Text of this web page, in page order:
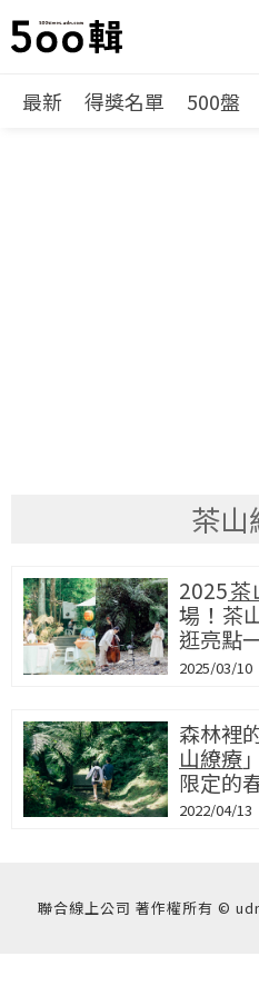
最新 得獎名單 500盤
茶山
2025茶
場！茶
逛亮點
2025/03/10
森林裡
山繚療
限定的
2022/04/13
聯合線上公司 著作權所有 ©